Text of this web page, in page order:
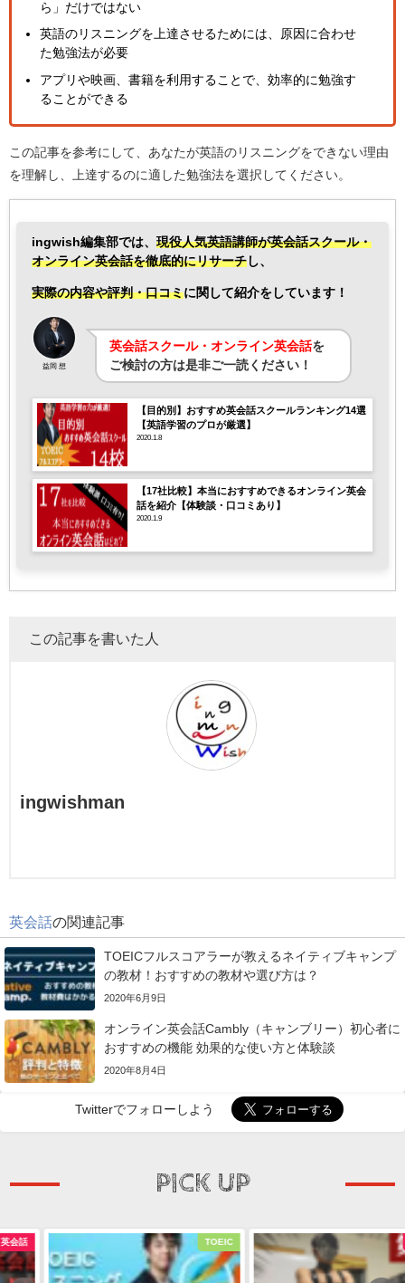
ら」だけではない
英語のリスニングを上達させるためには、原因に合わせ
た勉強法が必要
アプリや映画、書籍を利用することで、効率的に勉強す
ることができる
この記事を参考にして、あなたが英語のリスニングをできない理由
を理解し、上達するのに適した勉強法を選択してください。
ingwish編集部では、 現役人気英語講師が英会話スクール・
オンライン英会話を徹底的にリサーチ し、
実際の内容や評判・口コミに関して紹介をしています！
益岡 想
英会話スクール・オンライン英会話を
ご検討の方は是非ご一読ください！
【目的別】おすすめ英会話スクールランキング14選
【英語学習のプロが厳選】
2020.1.8
【17社比較】本当におすすめできるオンライン英会
話を紹介【体験談・口コミあり】
2020.1.9
この記事を書いた人
ingwishman
英会話の関連記事
TOEICフルスコアラーが教えるネイティブキャンプ
の教材！おすすめの教材や選び方は？
2020年6月9日
オンライン英会話Cambly（キャンブリー）初心者に
おすすめの機能 効果的な使い方と体験談
2020年8月4日
Twitterでフォローしよう
PICK UP
TOEIC 英会話